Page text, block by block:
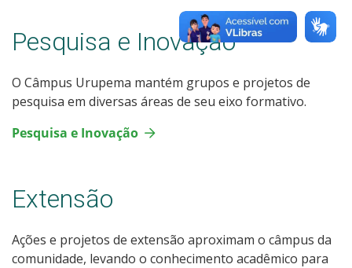
Pesquisa e Inovação
O Câmpus Urupema mantém grupos e projetos de
pesquisa em diversas áreas de seu eixo formativo.
Pesquisa e Inovação
Extensão
Ações e projetos de extensão aproximam o câmpus da
comunidade, levando o conhecimento acadêmico para